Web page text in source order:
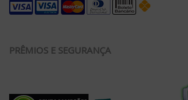
PRÊMIOS E SEGURANÇA